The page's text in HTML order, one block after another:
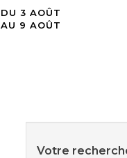
DU 3 AOÛT
AU 9 AOÛT
Votre